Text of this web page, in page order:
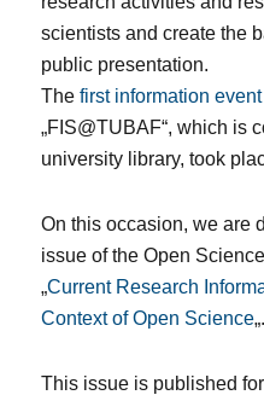
scientists and create the
public presentation.
Thefirst information event
„FIS@TUBAF“, which is
university library, took
On this occasion, we are
issue of the Open
„Current Research
Context of Open Science„.
This issue is published